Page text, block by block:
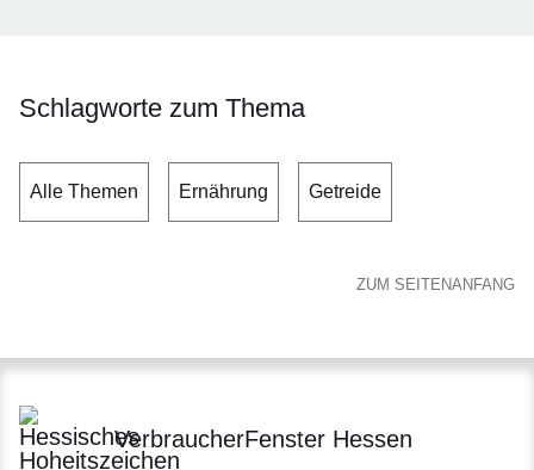
Schlagworte zum Thema
Alle Themen Ernährung Getreide
ZUM SEITENANFANG
VerbraucherFenster Hessen